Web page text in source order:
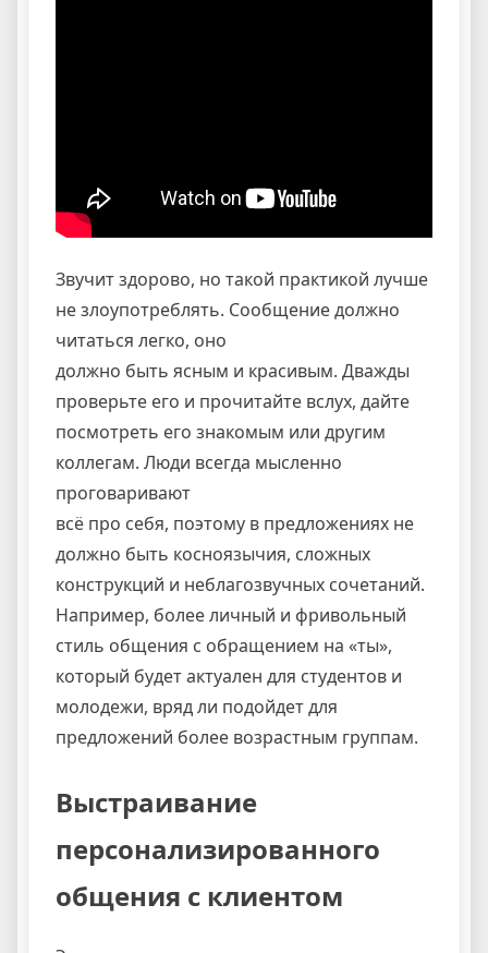
Звучит здорово, но такой практикой лучше
не злоупотреблять. Сообщение должно
читаться легко, оно
должно быть ясным и красивым. Дважды
проверьте его и прочитайте вслух, дайте
посмотреть его знакомым или другим
коллегам. Люди всегда мысленно
проговаривают
всё про себя, поэтому в предложениях не
должно быть косноязычия, сложных
конструкций и неблагозвучных сочетаний.
Например, более личный и фривольный
стиль общения с обращением на «ты»,
который будет актуален для студентов и
молодежи, вряд ли подойдет для
предложений более возрастным группам.
Выстраивание
персонализированного
общения с клиентом